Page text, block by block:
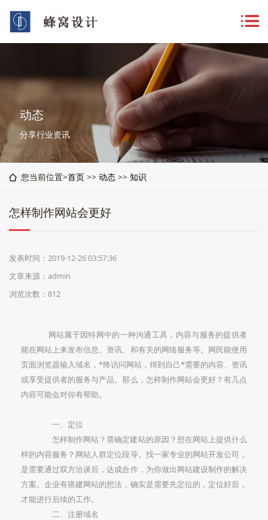
动态
分享行业资讯
您当前位置>首页 >> 动态 >> 知识
怎样制作网站会更好
发表时间：2019-12-26 03:57:36
文章来源：admin
浏览次数：812
网站属于因特网中的一种沟通工具，内容与服务的提供者
能在网站上来发布信息、资讯、和有关的网络服务等。网民能使用
页面浏览器输入域名，*终访问网站，得到自己*需要的内容、资讯
或享受提供者的服务与产品。那么，怎样制作网站会更好？有几点
内容可能会对你有帮助。
一、定位
怎样制作网站？需确定建站的原因？想在网站上提供什么
样的内容服务？网站人群定位段等。找一家专业的网站开发公司，
是需要通过双方洽谈后，达成合作，为你做出网站建设制作的解决
方案。企业有搭建网站的想法，确实是需要先定位的，定位好后，
才能进行后续的工作。
二、注册域名